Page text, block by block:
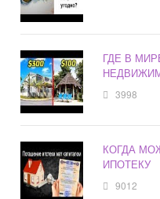
ГДЕ В
3998
КОГДА
ИПОТЕКУ
9012